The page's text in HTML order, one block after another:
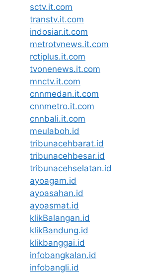
sctv.it.com
transtv.it.com
indosiar.it.com
metrotvnews.it.com
rctiplus.it.com
tvonenews.it.com
mnctv.it.com
cnnmedan.it.com
cnnmetro.it.com
cnnbali.it.com
meulaboh.id
tribunacehbarat.id
tribunacehbesar.id
tribunacehselatan.id
ayoagam.id
ayoasahan.id
ayoasmat.id
klikBalangan.id
klikBandung.id
klikbanggai.id
infobangkalan.id
infobangli.id